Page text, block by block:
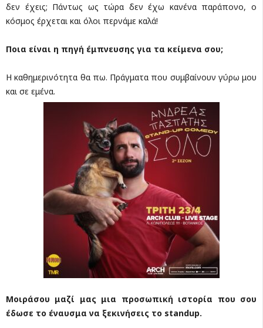
δεν έχεις; Πάντως ως τώρα δεν έχω κανένα παράπονο, ο
κόσμος έρχεται και όλοι περνάμε καλά!
Ποια είναι η πηγή έμπνευσης για τα κείμενα σου;
Η καθημερινότητα θα πω. Πράγματα που συμβαίνουν γύρω μου
και σε εμένα.
Μοιράσου μαζί μας μια προσωπική ιστορία που σου
έδωσε το έναυσμα να ξεκινήσεις το standup.